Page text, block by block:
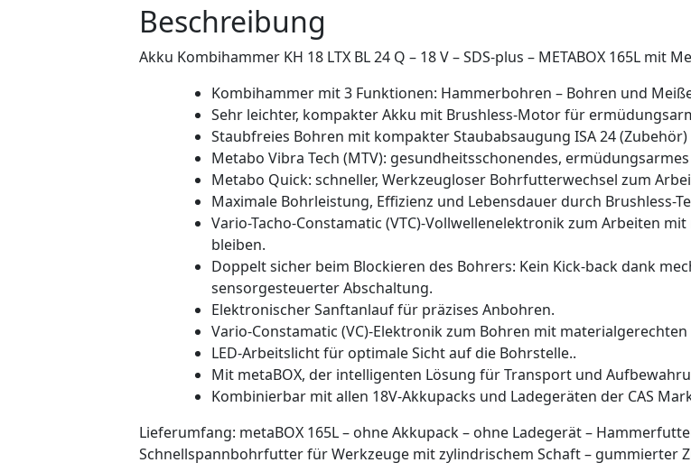
Beschreibung
Akku Kombihammer KH 18 LTX BL 24 Q – 18 V – SDS-plus – METABOX 165L mit
Kombihammer mit 3 Funktionen: Hammerbohren – Bohren und
Sehr leichter, kompakter Akku mit Brushless-Motor für
Staubfreies Bohren mit kompakter Staubabsaugung ISA 24 (Zubehör)
Metabo Vibra Tech (MTV): gesundheitsschonendes,
Metabo Quick: schneller, Werkzeugloser Bohrfutterwechsel zum
Maximale Bohrleistung, Effizienz und Lebensdauer durch Brushless-
Vario-Tacho-Constamatic (VTC)-Vollwellenelektronik zum Arbeiten
bleiben.
Doppelt sicher beim Blockieren des Bohrers: Kein Kick-back dank
sensorgesteuerter Abschaltung.
Elektronischer Sanftanlauf für präzises Anbohren.
Vario-Constamatic (VC)-Elektronik zum Bohren mit
LED-Arbeitslicht für optimale Sicht auf die Bohrstelle..
Mit metaBOX, der intelligenten Lösung für Transport und
Kombinierbar mit allen 18V-Akkupacks und Ladegeräten der CAS
Lieferumfang: metaBOX 165L – ohne Akkupack – ohne Ladegerät –
Schnellspannbohrfutter für Werkzeuge mit zylindrischem Schaft – gummierter